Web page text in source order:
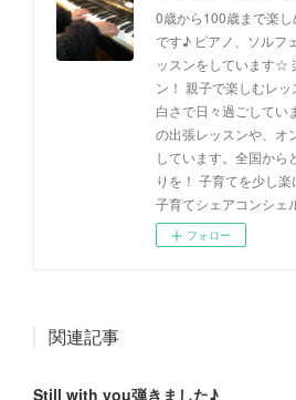
0歳から100歳まで楽し
です♪ ピアノ、ソルフ
ッスンをしています☆
ン！ 親子で楽しむレ
白さで日々過ごしてい
の出張レッスンや、オ
しています。全国から
りを！ 子育てを少し
子育てシェアコンシェ
フォロー
関連記事
Still with you弾きました♪